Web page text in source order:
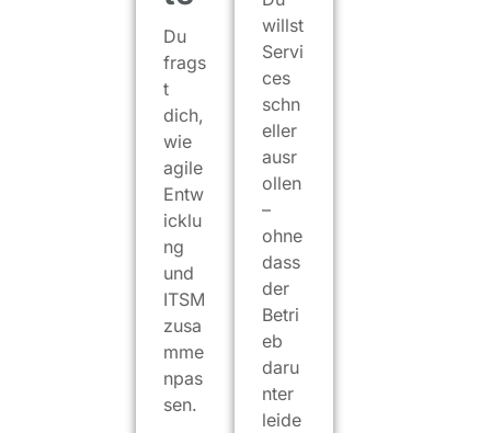
Du
frags
t
dich,
wie
agile
Entw
icklu
ng
und
ITSM
zusa
mme
npas
sen.
willst
Servi
ces
schn
eller
ausr
ollen
–
ohne
dass
der
Betri
eb
daru
nter
leide